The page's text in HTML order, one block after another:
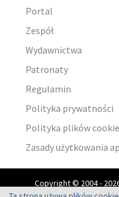
Portal
Zespół
Wydawnictwa
Patronaty
Regulamin
Polityka prywatności
Polityka plików
Zasady użytkowania
Copyright © 2004 -